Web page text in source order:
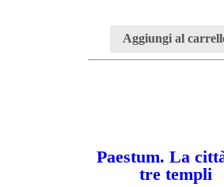
Aggiungi al
Paestum. La
tre templi